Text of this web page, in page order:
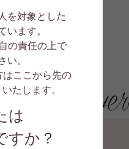
を対象とした
ます。
の責任の上で
い。
ここから先の
たします。
は
すか？